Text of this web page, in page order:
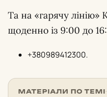
Та на «гарячу лінію»
щоденно із 9:00 до
+380989412300.
МАТЕРІАЛИ ПО ТЕМІ